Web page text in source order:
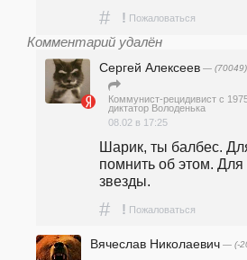
# ! Пожаловаться
Комментарий удалён
Сергей Алексеев — (70049)
Коммунист-рецидивист с
диктатор Володенька
08.02 в 17:25
Шарик, ты балбес.
помнить об этом.
звезды.
# ! Пожаловаться
Вячеслав Николаевич — (-